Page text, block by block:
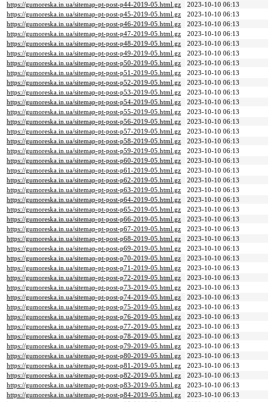
https://gumoreska.in.ua/sitemap-pt-post-p44-2019-05.html.gz
2023-10-10 06:13
https://gumoreska.in.ua/sitemap-pt-post-p45-2019-05.html.gz
2023-10-10 06:13
https://gumoreska.in.ua/sitemap-pt-post-p46-2019-05.html.gz
2023-10-10 06:13
https://gumoreska.in.ua/sitemap-pt-post-p47-2019-05.html.gz
2023-10-10 06:13
https://gumoreska.in.ua/sitemap-pt-post-p48-2019-05.html.gz
2023-10-10 06:13
https://gumoreska.in.ua/sitemap-pt-post-p49-2019-05.html.gz
2023-10-10 06:13
https://gumoreska.in.ua/sitemap-pt-post-p50-2019-05.html.gz
2023-10-10 06:13
https://gumoreska.in.ua/sitemap-pt-post-p51-2019-05.html.gz
2023-10-10 06:13
https://gumoreska.in.ua/sitemap-pt-post-p52-2019-05.html.gz
2023-10-10 06:13
https://gumoreska.in.ua/sitemap-pt-post-p53-2019-05.html.gz
2023-10-10 06:13
https://gumoreska.in.ua/sitemap-pt-post-p54-2019-05.html.gz
2023-10-10 06:13
https://gumoreska.in.ua/sitemap-pt-post-p55-2019-05.html.gz
2023-10-10 06:13
https://gumoreska.in.ua/sitemap-pt-post-p56-2019-05.html.gz
2023-10-10 06:13
https://gumoreska.in.ua/sitemap-pt-post-p57-2019-05.html.gz
2023-10-10 06:13
https://gumoreska.in.ua/sitemap-pt-post-p58-2019-05.html.gz
2023-10-10 06:13
https://gumoreska.in.ua/sitemap-pt-post-p59-2019-05.html.gz
2023-10-10 06:13
https://gumoreska.in.ua/sitemap-pt-post-p60-2019-05.html.gz
2023-10-10 06:13
https://gumoreska.in.ua/sitemap-pt-post-p61-2019-05.html.gz
2023-10-10 06:13
https://gumoreska.in.ua/sitemap-pt-post-p62-2019-05.html.gz
2023-10-10 06:13
https://gumoreska.in.ua/sitemap-pt-post-p63-2019-05.html.gz
2023-10-10 06:13
https://gumoreska.in.ua/sitemap-pt-post-p64-2019-05.html.gz
2023-10-10 06:13
https://gumoreska.in.ua/sitemap-pt-post-p65-2019-05.html.gz
2023-10-10 06:13
https://gumoreska.in.ua/sitemap-pt-post-p66-2019-05.html.gz
2023-10-10 06:13
https://gumoreska.in.ua/sitemap-pt-post-p67-2019-05.html.gz
2023-10-10 06:13
https://gumoreska.in.ua/sitemap-pt-post-p68-2019-05.html.gz
2023-10-10 06:13
https://gumoreska.in.ua/sitemap-pt-post-p69-2019-05.html.gz
2023-10-10 06:13
https://gumoreska.in.ua/sitemap-pt-post-p70-2019-05.html.gz
2023-10-10 06:13
https://gumoreska.in.ua/sitemap-pt-post-p71-2019-05.html.gz
2023-10-10 06:13
https://gumoreska.in.ua/sitemap-pt-post-p72-2019-05.html.gz
2023-10-10 06:13
https://gumoreska.in.ua/sitemap-pt-post-p73-2019-05.html.gz
2023-10-10 06:13
https://gumoreska.in.ua/sitemap-pt-post-p74-2019-05.html.gz
2023-10-10 06:13
https://gumoreska.in.ua/sitemap-pt-post-p75-2019-05.html.gz
2023-10-10 06:13
https://gumoreska.in.ua/sitemap-pt-post-p76-2019-05.html.gz
2023-10-10 06:13
https://gumoreska.in.ua/sitemap-pt-post-p77-2019-05.html.gz
2023-10-10 06:13
https://gumoreska.in.ua/sitemap-pt-post-p78-2019-05.html.gz
2023-10-10 06:13
https://gumoreska.in.ua/sitemap-pt-post-p79-2019-05.html.gz
2023-10-10 06:13
https://gumoreska.in.ua/sitemap-pt-post-p80-2019-05.html.gz
2023-10-10 06:13
https://gumoreska.in.ua/sitemap-pt-post-p81-2019-05.html.gz
2023-10-10 06:13
https://gumoreska.in.ua/sitemap-pt-post-p82-2019-05.html.gz
2023-10-10 06:13
https://gumoreska.in.ua/sitemap-pt-post-p83-2019-05.html.gz
2023-10-10 06:13
https://gumoreska.in.ua/sitemap-pt-post-p84-2019-05.html.gz
2023-10-10 06:13